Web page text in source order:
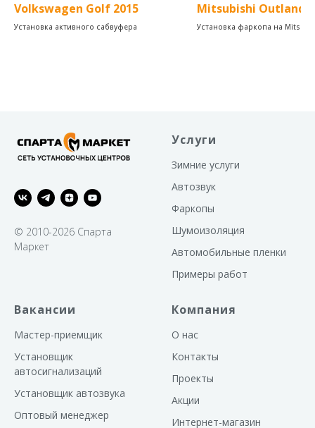
Volkswagen Golf 2015
Установка активного сабвуфера
Mitsubishi
Установка фаркопа на
© 2010-2026 Спарта
Маркет
Услуги
Зимние услуги
Автозвук
Фаркопы
Шумоизоляция
Автомобильные пленки
Примеры работ
Вакансии
Мастер-приемщик
Установщик
автосигнализаций
Установщик автозвука
Оптовый менеджер
Компания
О нас
Контакты
Проекты
Акции
Интернет-магазин